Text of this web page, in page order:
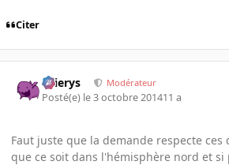
Citer
Ellierys Modérateur
Posté(e) le 3 octobre 201411 a
Faut juste que la demande respecte
que ce soit dans l'hémisphère nord et si